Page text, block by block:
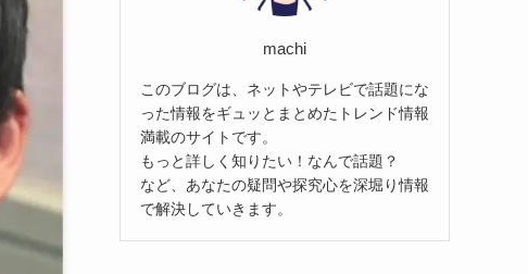
machi
このブログは、ネットやテレビで話題にな
った情報をギュッとまとめたトレンド情報
満載のサイトです。
もっと詳しく知りたい！なんで話題？
など、あなたの疑問や探究心を深堀り情報
で解決していきます。